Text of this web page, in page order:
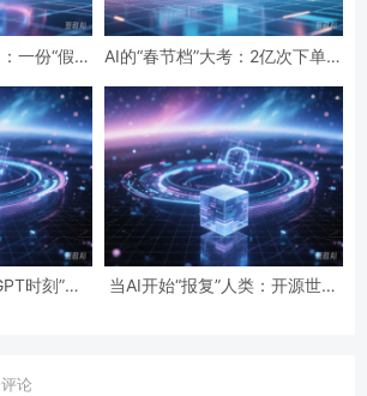
一份“假设
AI的“春节档”大考：2亿次下单与
数据红利与隐忧
时刻”将
当AI开始“报复”人类：开源世界
论